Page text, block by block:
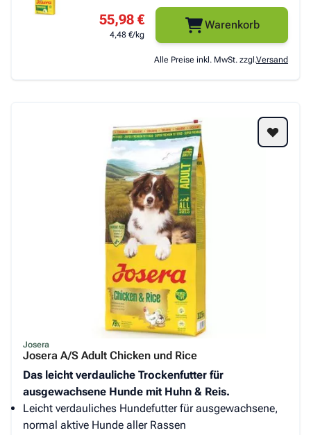
55,98 €
4,48 €/kg
Warenkorb
Alle Preise inkl. MwSt. zzgl.Versand
Josera
Josera A/S Adult Chicken und Rice
Das leicht verdauliche Trockenfutter für
ausgewachsene Hunde mit Huhn & Reis.
Leicht verdauliches Hundefutter für ausgewachsene,
normal aktive Hunde aller Rassen